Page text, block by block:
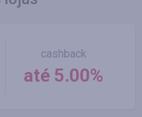
cashback
até 5.00%